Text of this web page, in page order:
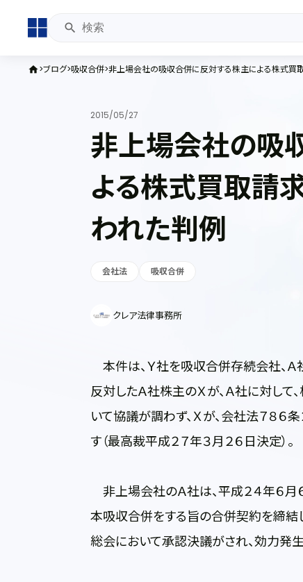
home ブログ 吸収合併 非上場会社の吸収合併に反対する株主による株式買
2015/05/27
非上場会社の吸
よる株式買取請
われた判例
会社法 吸収合併
クレア法律事務所
本件は、Ｙ社を吸収合併存続会社、
反対したＡ社株主のＸが、Ａ社に対し
いて協議が調わず、Ｘが、会社法７８６
す（最高裁平成２７年３月２６日決定）。
非上場会社のＡ社は、平成２４年６月
本吸収合併をする旨の合併契約を締結
総会において承認決議がされ、効力発